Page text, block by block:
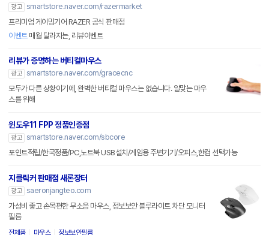
광고 smartstore.naver.com/razermarket
프리미엄 게이밍기어 RAZER 공식 판매점
이벤트매월 달라지는, 리뷰이벤트
리뷰가 증명하는 버티컬마우스
광고 smartstore.naver.com/gracecnc
모두가 다른 상황이기에, 완벽한 버티컬 마우스는 없습니다. 알맞는 마우
스를 위해
윈도우11 FPP 정품인증점
광고 smartstore.naver.com/sbcore
포인트적립/한국정품/PC,노트북 USB설치/게임용 주변기기/오피스,한컴 선택가능
지클릭커 판매점 새론장터
광고 saeronjangteo.com
가성비 좋고 손목편한 무소음 마우스, 정보보안 블루라이트 차단 모니터
필름
전제품 마우스 정보보안필름